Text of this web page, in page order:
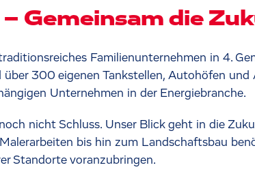
– Gemeinsam die
Familienunternehmen in 4.
300 eigenen Tankstellen, Autohöfen
Unternehmen in der Energiebranche.
nicht Schluss. Unser Blick geht in die
bis hin zum Landschaftsbau
Standorte voranzubringen.